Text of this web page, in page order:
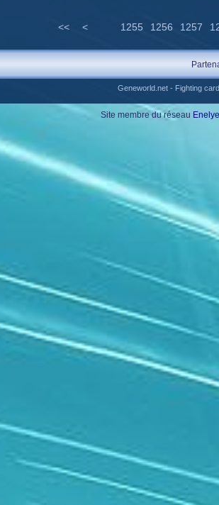
<< < 1255 1256 1257
Geneworld.net- Fighting
Site membre du réseau Enelye